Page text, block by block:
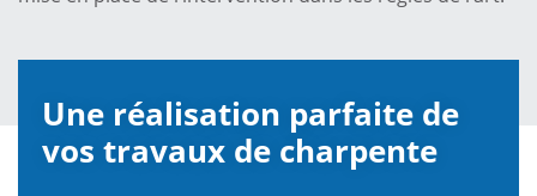
Une réalisation parfaite de
vos travaux de charpente